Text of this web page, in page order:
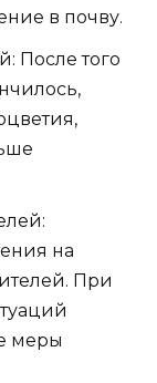
в почву.
После того
на
При
меры